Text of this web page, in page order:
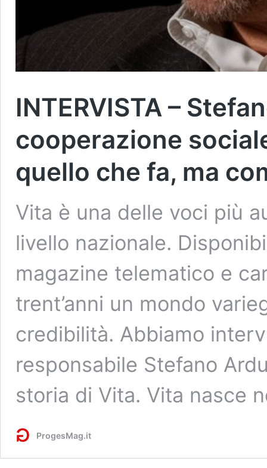
INTERVISTA –
cooperazione
quello che fa, ma
Vita è una delle voci più
livello nazionale.
magazine telematico e
trent’anni un mondo
credibilità. Abbiamo
responsabile Stefano
storia di Vita. Vita nasce
ProgesMag.it